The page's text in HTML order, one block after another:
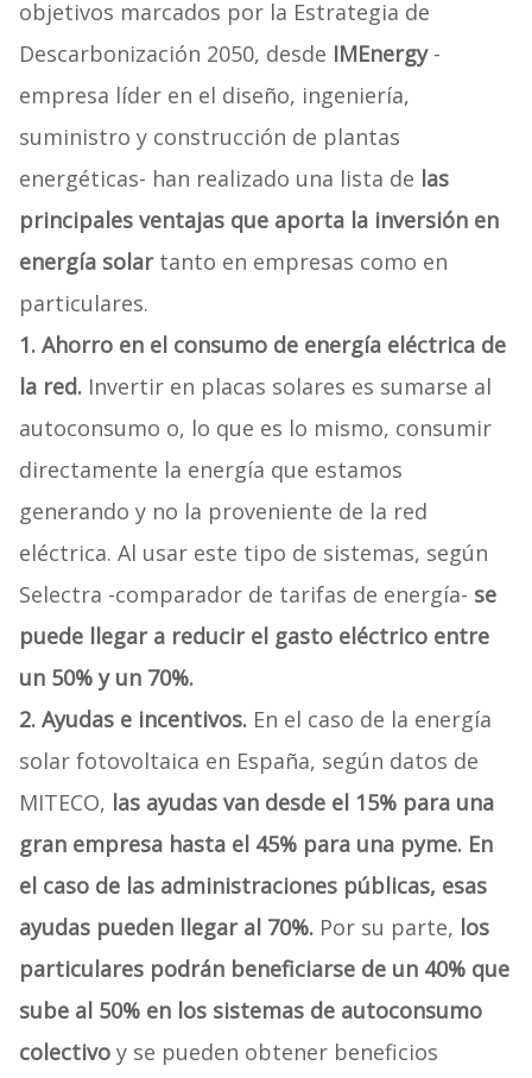
objetivos marcados por la Estrategia de
Descarbonización 2050, desde IMEnergy-
empresa líder en el diseño, ingeniería,
suministro y construcción de plantas
energéticas- han realizado una lista de las
principales ventajas que aporta la inversión en
energía solartanto en empresas como en
particulares.
1. Ahorro en el consumo de energía eléctrica de
la red. Invertir en placas solares es sumarse al
autoconsumo o, lo que es lo mismo, consumir
directamente la energía que estamos
generando y no la proveniente de la red
eléctrica. Al usar este tipo de sistemas, según
Selectra -comparador de tarifas de energía- se
puede llegar a reducir el gasto eléctrico entre
un 50% y un 70%.
2. Ayudas e incentivos. En el caso de la energía
solar fotovoltaica en España, según datos de
MITECO, las ayudas van desde el 15% para una
gran empresa hasta el 45% para una pyme. En
el caso de las administraciones públicas, esas
ayudas pueden llegar al 70%. Por su parte, los
particulares podrán beneficiarse de un 40% que
sube al 50% en los sistemas de autoconsumo
colectivo y se pueden obtener beneficios